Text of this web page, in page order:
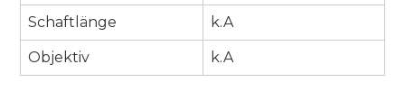
Schaftlänge k.A
Objektiv k.A